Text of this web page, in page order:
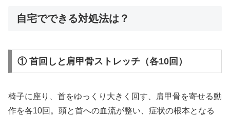
自宅でできる対処法は？
① 首回しと肩甲骨ストレッチ（各10回）
椅子に座り、首をゆっくり大きく回す、肩甲骨を寄せる動
作を各10回。頭と首への血流が整い、症状の根本となる